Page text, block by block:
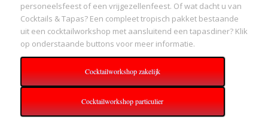
personeelsfeest of een vrijgezellenfeest. Of wat dacht u van
Cocktails & Tapas? Een compleet tropisch pakket bestaande
uit een cocktailworkshop met aansluitend een tapasdiner? Klik
op onderstaande buttons voor meer informatie.
Cocktailworkshop zakelijk
Cocktailworkshop particulier